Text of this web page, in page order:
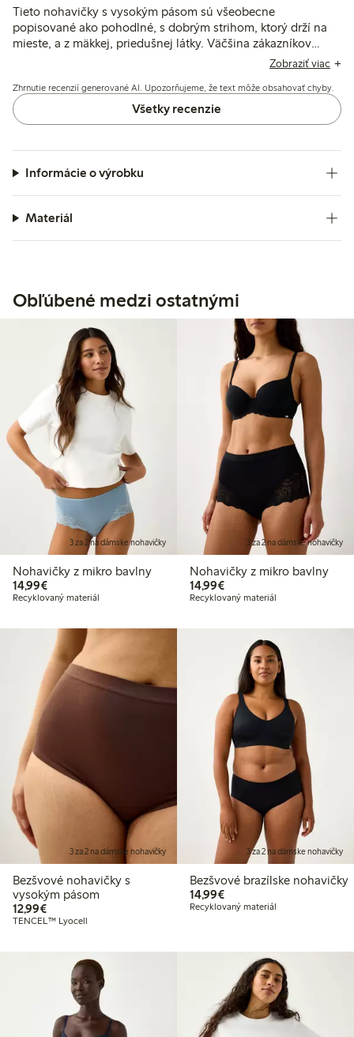
Tieto nohavičky s vysokým pásom sú všeobecne
popisované ako pohodlné, s dobrým strihom, ktorý drží na
mieste, a z mäkkej, priedušnej látky. Väčšina zákazníkov
považuje veľkosť za pravú, hoci niektorí poznamenávajú, že
príliš pevná. Niekoľkí spomínajú nepohodlie spôsobené
švom na zadnej strane, ale celkovo nohavičky dobre
udržiavajú tvar a kvalitu aj po praní.
Zobraziť viac
Zhrnutie recenzií generované AI. Upozorňujeme, že text môže obsahovať chyby.
Všetky recenzie
Informácie o výrobku
Materiál
Obľúbené medzi ostatnými
3 za 2 na dámske nohavičky
Nohavičky z mikro bavlny
14,99€14,99 €
Recyklovaný materiál
3 za 2 na dámske nohavičky
Nohavičky z mikro bavlny
14,99€14,99 €
Recyklovaný materiál
3 za 2 na dámske nohavičky
Bezšvové nohavičky s
vysokým pásom
12,99€12,99 €
TENCEL™ Lyocell
3 za 2 na dámske nohavičky
Bezšvové brazílske nohavičky
14,99€14,99 €
Recyklovaný materiál